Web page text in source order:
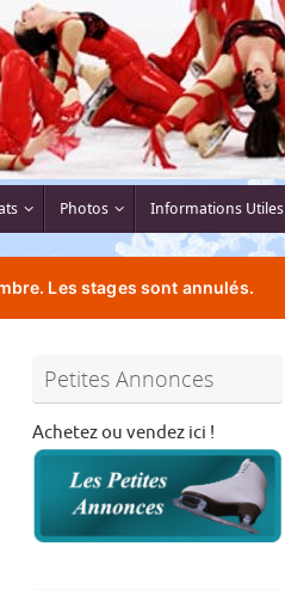
Photos Informations Utiles
Les stages sont annulés.
Petites Annonces
Achetez ou vendez ici !